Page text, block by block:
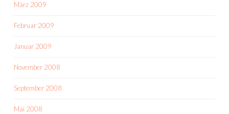
März 2009
Februar 2009
Januar 2009
November 2008
September 2008
Mai 2008